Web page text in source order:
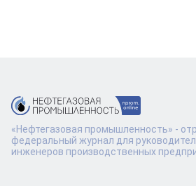
«Нефтегазовая промышленность» -
федеральный журнал для
инженеров производственных